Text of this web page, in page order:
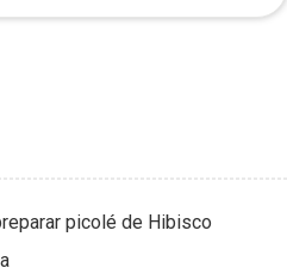
picolé de Hibisco